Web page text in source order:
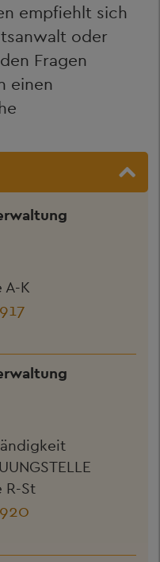
empfiehlt sich
oder
Fragen
einen
K
R-St